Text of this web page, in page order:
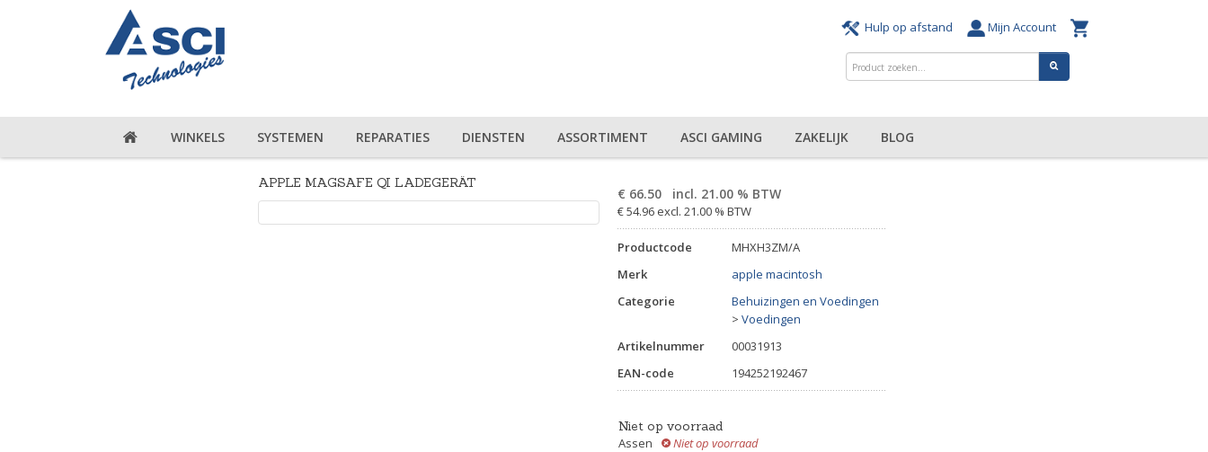
Hulp op afstand Mijn Account
WINKELS SYSTEMEN REPARATIES DIENSTEN ASSORTIMENT ASCI GAMING ZAKELIJK BLOG
APPLE MAGSAFE QI LADEGERÄT
€ 66.50 incl. 21.00 % BTW
€ 54.96 excl. 21.00 % BTW
Productcode
MHXH3ZM/A
Merk
apple macintosh
Categorie
Behuizingen en Voedingen
> Voedingen
Artikelnummer
00031913
EAN-code
194252192467
Niet op voorraad
Assen
Niet op voorraad